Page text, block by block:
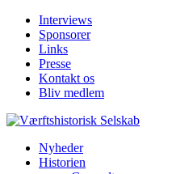
Interviews
Sponsorer
Links
Presse
Kontakt os
Bliv medlem
Nyheder
Historien